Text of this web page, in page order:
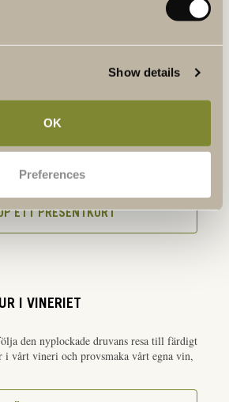
Show details
OK
Preferences
ETT PRESENTKORT
I VINERIET
den nyplockade druvans resa till färdigt
i vårt vineri och provsmaka vårt egna vin,